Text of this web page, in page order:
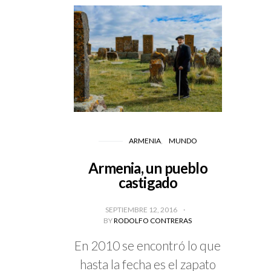
ARMENIA MUNDO
Armenia, un pueblo
castigado
SEPTIEMBRE 12, 2016
BYRODOLFO CONTRERAS
En 2010 se encontró lo que
hasta la fecha es el zapato